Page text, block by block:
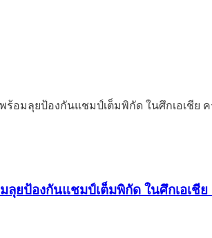
ยป้องกันแชมป์เต็มพิกัด ในศึกเอเชี